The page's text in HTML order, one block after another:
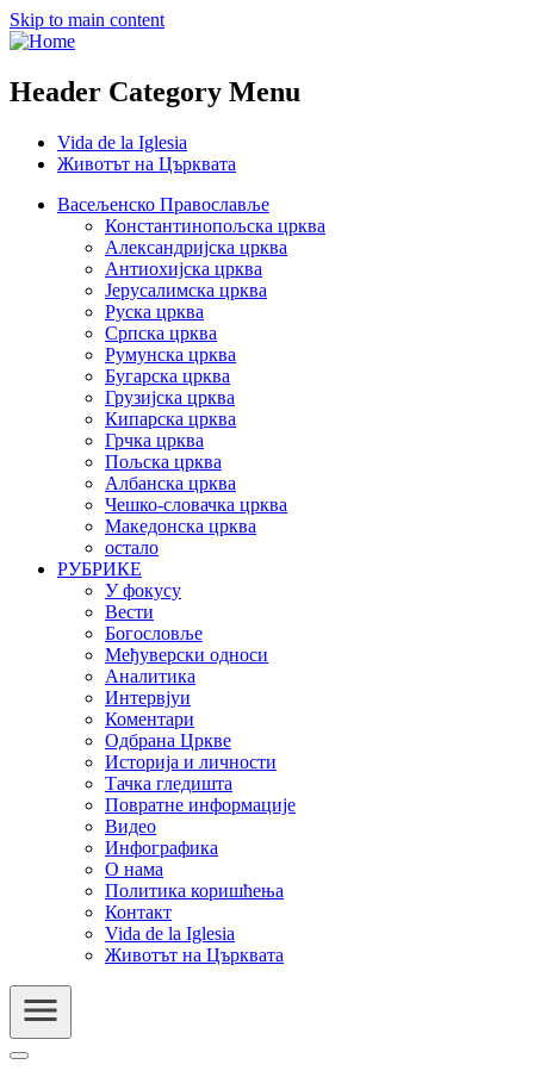
Skip to main content
Header Category Menu
Vida de la Iglesia
Животът на Църквата
Васељенско Православље
Константинопољска црква
Александријска црква
Антиохијска црква
Јерусалимска црква
Руска црква
Српска црква
Румунска црква
Бугарска црква
Грузијска црква
Кипарска црква
Грчка црква
Пољска црква
Албанска црква
Чешко-словачка црква
Македонска црква
остало
РУБРИКЕ
У фокусу
Вести
Богословље
Међуверски односи
Аналитика
Интервјуи
Коментари
Одбрана Цркве
Историја и личности
Тачка гледишта
Повратне информације
Видео
Инфографика
О нама
Политика коришћења
Контакт
Vida de la Iglesia
Животът на Църквата